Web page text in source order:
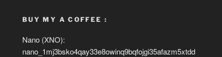
BUY MY A COFFEE :
Nano (XNO):
nano_1mj3bsko4qay33e8owinq9bqfojgi35afazm5xtdd